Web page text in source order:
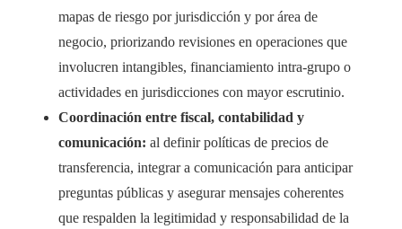
mapas de riesgo por jurisdicción y por área de
negocio, priorizando revisiones en operaciones que
involucren intangibles, financiamiento intra-grupo o
actividades en jurisdicciones con mayor escrutinio.
Coordinación entre fiscal, contabilidad y
comunicación: al definir políticas de precios de
transferencia, integrar a comunicación para anticipar
preguntas públicas y asegurar mensajes coherentes
que respalden la legitimidad y responsabilidad de la